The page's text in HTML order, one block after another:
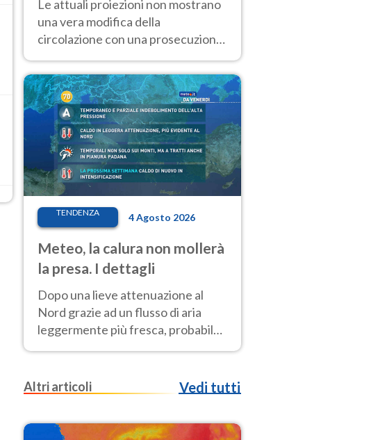
Le attuali proiezioni non mostrano
una vera modifica della
circolazione con una prosecuzione
giorni, compresa la settimana di
Ferragosto
TENDENZA 4 Agosto 2026
Meteo, la calura non mollerà
la presa. I dettagli
Dopo una lieve attenuazione al
Nord grazie ad un flusso di aria
leggermente più fresca, probabile
nuovo rinforzo dell’anticiclone
Altri articoli
Vedi tutti